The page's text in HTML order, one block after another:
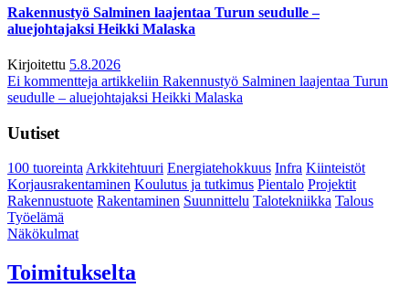
Rakennustyö Salminen laajentaa Turun seudulle –
aluejohtajaksi Heikki Malaska
Kirjoitettu 5.8.2026
Ei kommentteja artikkeliin Rakennustyö Salminen laajentaa Turun
seudulle – aluejohtajaksi Heikki Malaska
Uutiset
100 tuoreintaArkkitehtuuri Energiatehokkuus Infra Kiinteistöt
Korjausrakentaminen Koulutus ja tutkimus Pientalo Projektit
Rakennustuote Rakentaminen Suunnittelu Talotekniikka Talous
Työelämä
Näkökulmat
Toimitukselta